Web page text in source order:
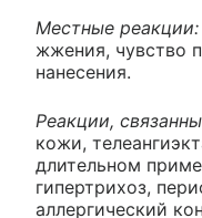
Местные реакции:
жжения, чувство
нанесения.
Реакции,
кожи,
длительном
гипертрихоз,
аллергический